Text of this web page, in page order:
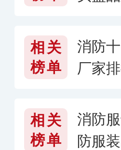
相关
榜单
消防
厂家
相关
榜单
消防
防服